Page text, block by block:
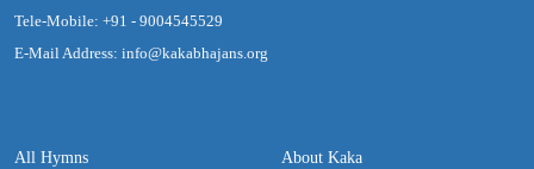
Tele-Mobile: +91 - 9004545529
E-Mail Address: info@kakabhajans.org
All Hymns
About Kaka